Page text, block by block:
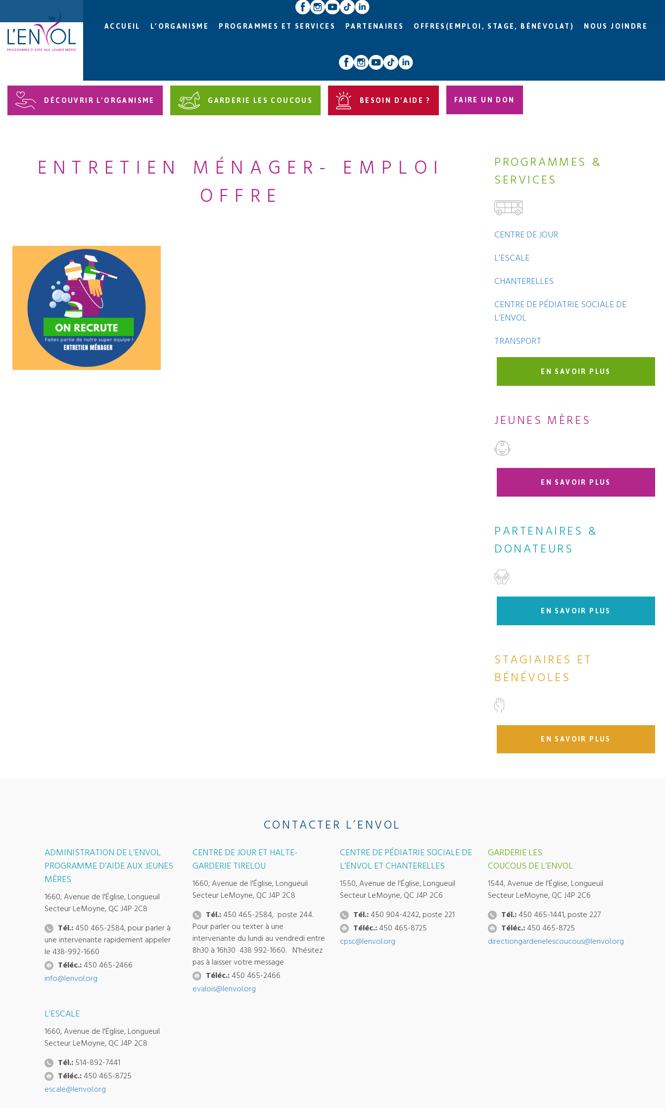
ACCUEIL L’ORGANISME PROGRAMMES ET SERVICES PARTENAIRES OFFRES(EMPLOI, STAGE, BÉNÉVOLAT) NOUS JOINDRE
DÉCOUVRIR L'ORGANISME GARDERIE LES COUCOUS BESOIN D’AIDE ? FAIRE UN DON
ENTRETIEN MÉNAGER- EMPLOI
OFFRE
PROGRAMMES &
SERVICES
CENTRE DE JOUR
L’ESCALE
CHANTERELLES
CENTRE DE PÉDIATRIE SOCIALE DE
L’ENVOL
TRANSPORT
EN SAVOIR PLUS
JEUNES MÈRES
EN SAVOIR PLUS
PARTENAIRES &
DONATEURS
EN SAVOIR PLUS
STAGIAIRES ET
BÉNÉVOLES
EN SAVOIR PLUS
CONTACTER L’ENVOL
ADMINISTRATION DE L’ENVOL
PROGRAMME D’AIDE AUX JEUNES
MÈRES
1660, Avenue de l'Église, Longueuil
Secteur LeMoyne, QC J4P 2C8
Tél.: 450 465-2584, pour parler à
une intervenante rapidement appeler
le 438-992-1660
Téléc.: 450 465-2466
info@lenvol.org
CENTRE DE JOUR ET HALTE-
GARDERIE TIRELOU
1660, Avenue de l'Église, Longueuil
Secteur LeMoyne, QC J4P 2C8
Tél.:450 465-2584, poste 244.
Pour parler ou texter à une
intervenante du lundi au vendredi entre
8h30 à 16h30 438 992-1660. N'hésitez
pas à laisser votre message
Téléc.:450 465-2466
evalois@lenvol.org
CENTRE DE PÉDIATRIE SOCIALE DE
L’ENVOL ET CHANTERELLES
1550, Avenue de l'Église, Longueuil
Secteur LeMoyne, QC J4P 2C6
Tél.: 450 904-4242, poste 221
Téléc.: 450 465-8725
cpsc@lenvol.org
GARDERIE LES
COUCOUS DE L’ENVOL
1544, Avenue de l'Église, Longueuil
Secteur LeMoyne, QC J4P 2C6
Tél.:450 465-1441, poste 227
Téléc.:450 465-8725
directiongarderielescoucous@lenvol.org
L’ESCALE
1660, Avenue de l'Église, Longueuil
Secteur LeMoyne, QC J4P 2C8
Tél.: 514-892-7441
Téléc.: 450 465-8725
escale@lenvol.org